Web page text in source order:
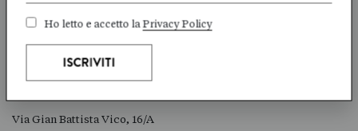
Via Gian Battista Vico, 16/A
Ho letto e accetto laPrivacy Policy